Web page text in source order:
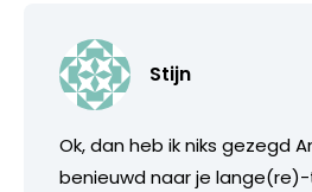
Stijn
Ok, dan heb ik niks gezegd
benieuwd naar je